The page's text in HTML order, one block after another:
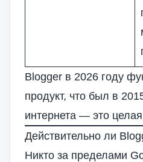
Blogger в 2026 году
продукт, что был в
интернета — это целая
Действительно ли
Никто за пределами